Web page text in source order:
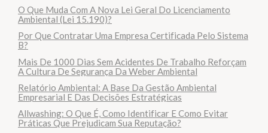
O Que Muda Com A Nova Lei Geral Do Licenciamento
Ambiental (Lei 15.190)?
Por Que Contratar Uma Empresa Certificada Pelo Sistema
B?
Mais De 1000 Dias Sem Acidentes De Trabalho Reforçam
A Cultura De Segurança Da Weber Ambiental
Relatório Ambiental: A Base Da Gestão Ambiental
Empresarial E Das Decisões Estratégicas
Allwashing: O Que É, Como Identificar E Como Evitar
Práticas Que Prejudicam Sua Reputação?